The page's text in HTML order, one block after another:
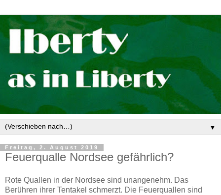
▼
Freitag, 2. August 2019
Feuerqualle Nordsee gefährlich?
Rote Quallen in der Nordsee sind unangenehm. Das
Berühren ihrer Tentakel schmerzt. Die Feuerquallen sind